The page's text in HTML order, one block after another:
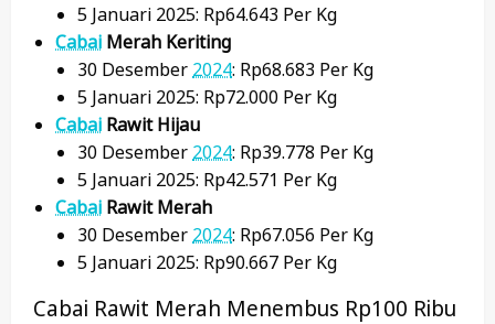
5 Januari 2025: Rp64.643 Per Kg
Cabai Merah Keriting
30 Desember 2024: Rp68.683 Per Kg
5 Januari 2025: Rp72.000 Per Kg
Cabai Rawit Hijau
30 Desember 2024: Rp39.778 Per Kg
5 Januari 2025: Rp42.571 Per Kg
Cabai Rawit Merah
30 Desember 2024: Rp67.056 Per Kg
5 Januari 2025: Rp90.667 Per Kg
Cabai Rawit Merah Menembus Rp100 Ribu